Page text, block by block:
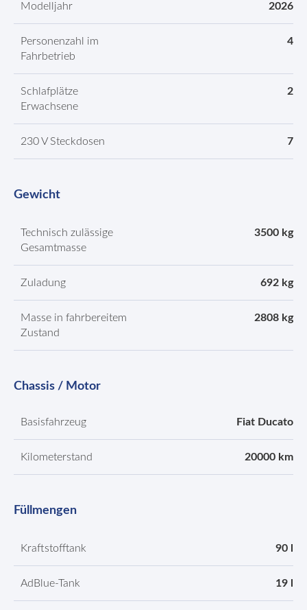
Modelljahr 2026
Personenzahl im
Fahrbetrieb
4
Schlafplätze
Erwachsene
2
230 V Steckdosen 7
Gewicht
Technisch zulässige
Gesamtmasse
3500 kg
Zuladung 692 kg
Masse in fahrbereitem
Zustand
2808 kg
Chassis / Motor
Basisfahrzeug Fiat Ducato
Kilometerstand 20000 km
Füllmengen
Kraftstofftank 90 l
AdBlue-Tank 19 l